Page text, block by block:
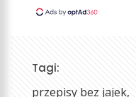
Tagi:
przepisy bez jajek